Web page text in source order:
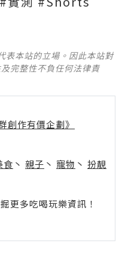
表本站的立場。因此本站對
完整性不負任何法律責
創作有價企劃》
食 丶 親子 丶 寵物 丶 扮靚
更多吃喝玩樂資訊！